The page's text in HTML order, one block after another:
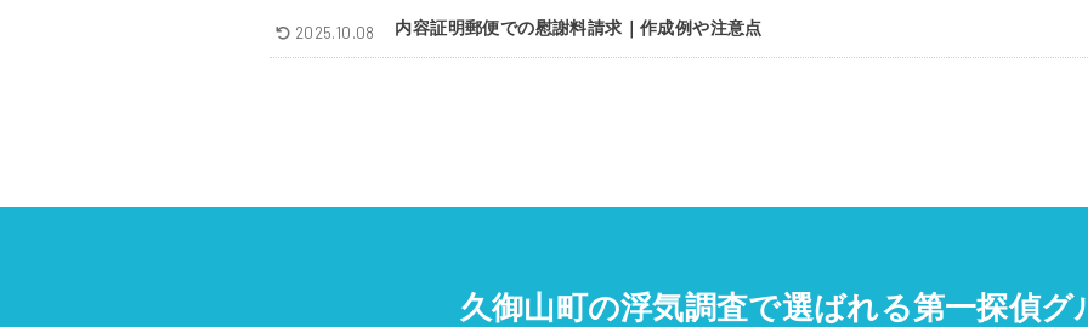
内容証明郵便での慰謝料請求｜作成例や注意点
2025.10.08
久御山町の浮気調査で選ばれる第一探偵グ